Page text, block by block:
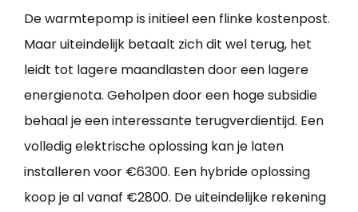
De warmtepomp is initieel een flinke kostenpost.
Maar uiteindelijk betaalt zich dit wel terug, het
leidt tot lagere maandlasten door een lagere
energienota. Geholpen door een hoge subsidie
behaal je een interessante terugverdientijd. Een
volledig elektrische oplossing kan je laten
installeren voor €6300. Een hybride oplossing
koop je al vanaf €2800. De uiteindelijke rekening